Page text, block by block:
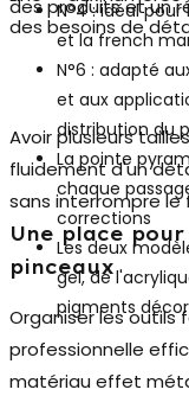
des produits et un
des besoins de
N°4: idéal pour
et la french
N°6 : adapté
et aux
distribution du
La pointe
chaque
corrections
Les deux
gel, de
pigments
Avoir plusieurs
fluidement d'un
sans interrompre le
Une place
pinceaux
Organiser les
professionnelle
matériau effet